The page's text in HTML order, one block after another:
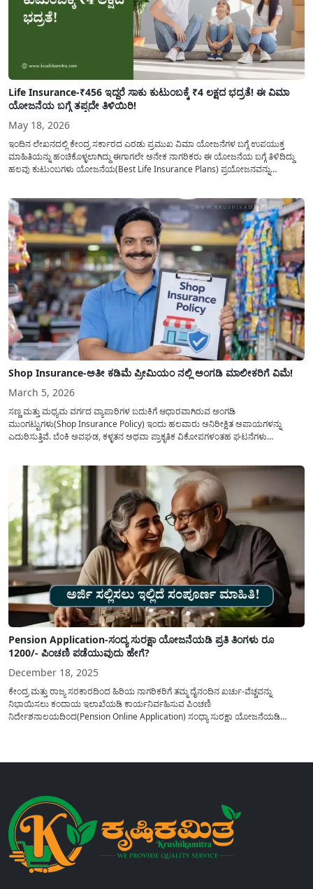
Life Insurance-₹456 ಇದ್ದರೆ ಸಾಕು ಕುಟುಂಬಕ್ಕೆ ₹4 ಲಕ್ಷದ ಭದ್ರತೆ! ಈ ವಿಮಾ
ಯೋಜನೆಯ ಬಗ್ಗೆ ತಪ್ಪದೇ ತಿಳಿಯಿರಿ!
May 18, 2026
ಇಂದಿನ ಲೇಖನದಲ್ಲಿ ಕೇಂದ್ರ ಸರ್ಕಾರದ ಎರಡು ಪ್ರಮುಖ ವಿಮಾ ಯೋಜನೆಗಳ ಬಗ್ಗೆ ಉಪಯುಕ್ತ
ಮಾಹಿತಿಯನ್ನು ಹಂಚಿಕೊಳ್ಳಲಾಗಿದ್ದು ಈಗಾಗಲೇ ಅನೇಕ ನಾಗರಿಕರು ಈ ಯೋಜನೆಯ ಬಗ್ಗೆ ತಿಳಿದಿದ್ದು
ಹಲವು ಕುಟುಂಬಗಳು ಯೋಜನೆಯ(Best Life Insurance Plans) ಪ್ರಯೋಜನವನ್ನು
Shop Insurance-ಅತೀ ಕಡಿಮೆ ಪ್ರೀಮಿಯಂ ನಲ್ಲಿ ಅಂಗಡಿ ಮಾಲೀಕರಿಗೆ ವಿಮೆ!
March 5, 2026
ಸಣ್ಣ ಮತ್ತು ಮಧ್ಯಮ ವರ್ಗದ ವ್ಯಾಪಾರಿಗಳ ಬದುಕಿಗೆ ಆಧಾರವಾಗಿರುವ ಅಂಗಡಿ
ಮುಂಗಟ್ಟುಗಳು(Shop Insurance Policy) ಇಂದು ಹಲವಾರು ಅನಿರೀಕ್ಷಿತ ಅಪಾಯಗಳನ್ನು
ಎದುರಿಸುತ್ತಿವೆ. ಬೆಂಕಿ ಅವಘಡ, ಕಳ್ಳತನ ಅಥವಾ ಪ್ರಾಕೃತಿಕ ವಿಕೋಪಗಳಂತಹ ಘಟನೆಗಳು
Pension Application-ಸಂದ್ಯ ಸುರಕ್ಷಾ ಯೋಜನೆಯಡಿ ಪ್ರತಿ ತಿಂಗಳು ರೂ
1200/- ಪಿಂಚಣಿ ಪಡೆಯುವುದು ಹೇಗೆ?
December 18, 2025
ಕೇಂದ್ರ ಮತ್ತು ರಾಜ್ಯ ಸರಕಾರದಿಂದ ಹಿರಿಯ ನಾಗರಿಕರಿಗೆ ತಮ್ಮ ದೈನಂದಿನ ಖರ್ಚು-ವೆಚ್ಚವನ್ನು
ನಿಭಾಯಿಸಲು ಕಂದಾಯ ಇಲಾಖೆಯಡಿ ಕಾರ್ಯನಿರ್ವಹಿಸುವ ಪಿಂಚಣಿ
ನಿರ್ದೇಶನಾಲಯದಿಂದ(Pension Online Application) ಸಂಧ್ಯಾ ಸುರಕ್ಷಾ ಯೋಜನೆಯಡಿ